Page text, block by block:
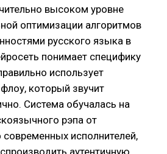
высоком уровне
оптимизации алгоритмов
русского языка в
понимает специфику
использует
который звучит
Система обучалась на
рэпа от
исполнителей,
аутентичную